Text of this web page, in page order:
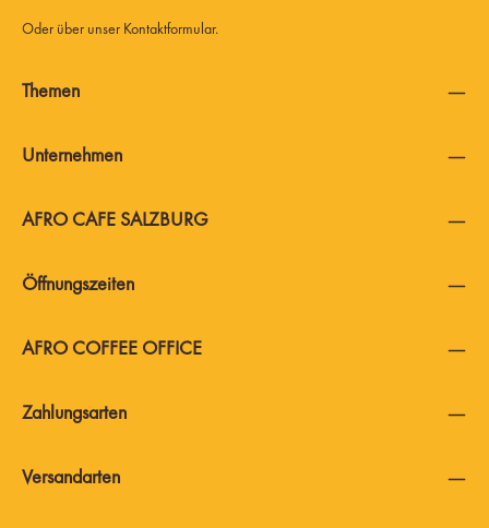
Oder über unser Kontaktformular.
AFRO COFFEE OFFICE
AFRO CAFE SALZBURG
Zahlungsarten
Themen
Unternehmen
Öffnungszeiten
Versandarten